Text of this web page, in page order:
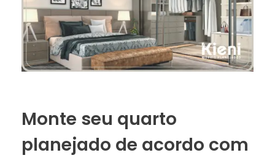
Monte seu quarto
planejado de acordo com